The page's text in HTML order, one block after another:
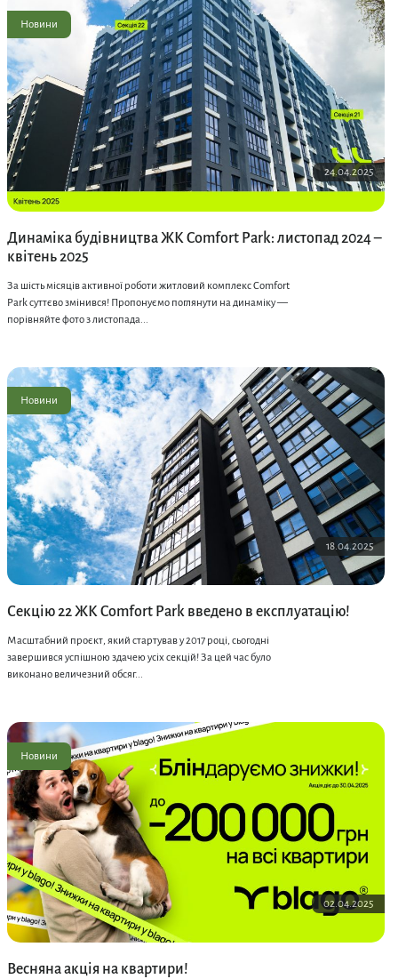
24.04.2025
Новини
Динаміка будівництва ЖК Comfort Park: листопад 2024 –
квітень 2025
За шість місяців активної роботи житловий комплекс Comfort
Park суттєво змінився! Пропонуємо поглянути на динаміку —
порівняйте фото з листопада...
18.04.2025
Новини
Секцію 22 ЖК Comfort Park введено в експлуатацію!
Масштабний проєкт, який стартував у 2017 році, сьогодні
завершився успішною здачею усіх секцій! За цей час було
виконано величезний обсяг...
02.04.2025
Новини
Весняна акція на квартири!